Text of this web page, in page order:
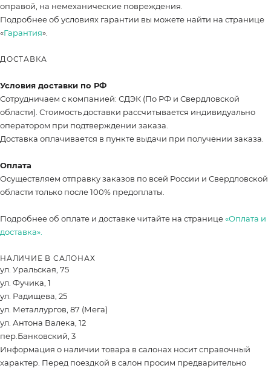
оправой, на немеханические повреждения.
Подробнее об условиях гарантии вы можете найти на странице
«Гарантия».
ДОСТАВКА
Условия доставки по РФ
Сотрудничаем с компанией: СДЭК (По РФ и Свердловской
области). Стоимость доставки рассчитывается индивидуально
оператором при подтверждении заказа.
Доставка оплачивается в пункте выдачи при получении заказа.
Оплата
Осуществляем отправку заказов по всей России и Свердловской
области только после 100% предоплаты.
Подробнее об оплате и доставке читайте на странице«Оплата и
доставка».
НАЛИЧИЕ В САЛОНАХ
ул. Уральская, 75
ул. Фучика, 1
ул. Радищева, 25
ул. Металлургов, 87 (Мега)
ул. Антона Валека, 12
пер.Банковский, 3
Информация о наличии товара в салонах носит справочный
характер. Перед поездкой в салон просим предварительно